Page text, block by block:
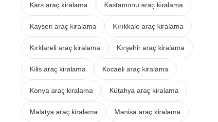
Kars araç kiralama Kastamonu araç kiralama
Kayseri araç kiralama Kırıkkale araç kiralama
Kırklareli araç kiralama Kırşehir araç kiralama
Kilis araç kiralama Kocaeli araç kiralama
Konya araç kiralama Kütahya araç kiralama
Malatya araç kiralama Manisa araç kiralama